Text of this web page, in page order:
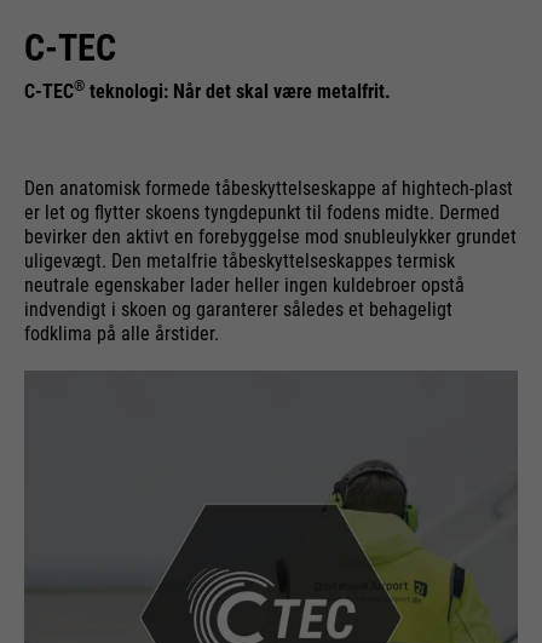
C-TEC
C-TEC® teknologi: Når det skal være metalfrit.
Den anatomisk formede tåbeskyttelseskappe af hightech-plast
er let og flytter skoens tyngdepunkt til fodens midte. Dermed
bevirker den aktivt en forebyggelse mod snubleulykker grundet
uligevægt. Den metalfrie tåbeskyttelseskappes termisk
neutrale egenskaber lader heller ingen kuldebroer opstå
indvendigt i skoen og garanterer således et behageligt
fodklima på alle årstider.